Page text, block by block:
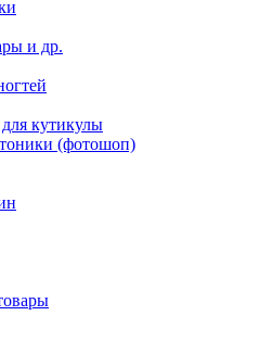
и др.
кутикулы
(фотошоп)